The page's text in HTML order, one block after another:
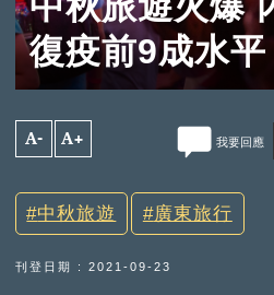
復疫前9成水平
A- A+ 我要回應
中秋旅遊 廣東旅行
刊登日期 : 2021-09-23